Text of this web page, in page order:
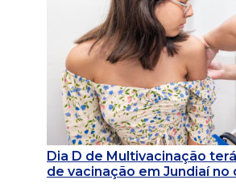
Dia D de Multivacinação
de vacinação em Jundiaí no